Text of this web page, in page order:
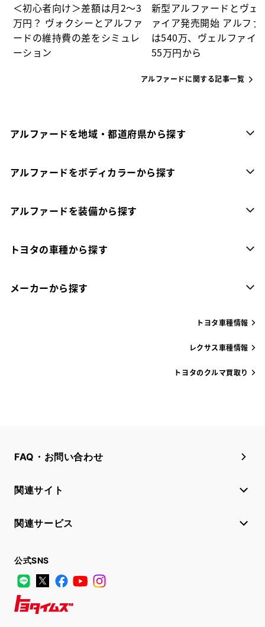
＜初心者向け＞差額は月2～3
万円？ ヴォクシーとアルファ
ードの維持費の差をシミュレ
ーション
新型アルファードとヴェ
ァイア発売開始 アルファ
は540万、ヴェルファイ
55万円から
アルファードに関する記事一覧
アルファードを地域・都道府県から探す
アルファードをボディカラーから探す
アルファードを装備から探す
トヨタの車種から探す
メーカーから探す
トヨタ車種情報
レクサス車種情報
トヨタのクルマ買取り
FAQ・お問い合わせ
関連サイト
関連サービス
公式SNS
LINE
X FacebookYouTube